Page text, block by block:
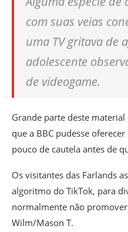
com suas veias
uma TV gritava de
adolescente
de videogame.
Grande parte deste
que a BBC pudesse
pouco de cautela antes de
Os visitantes das Farlands
algoritmo do TikTok, para
normalmente não
Wilm/Mason T.